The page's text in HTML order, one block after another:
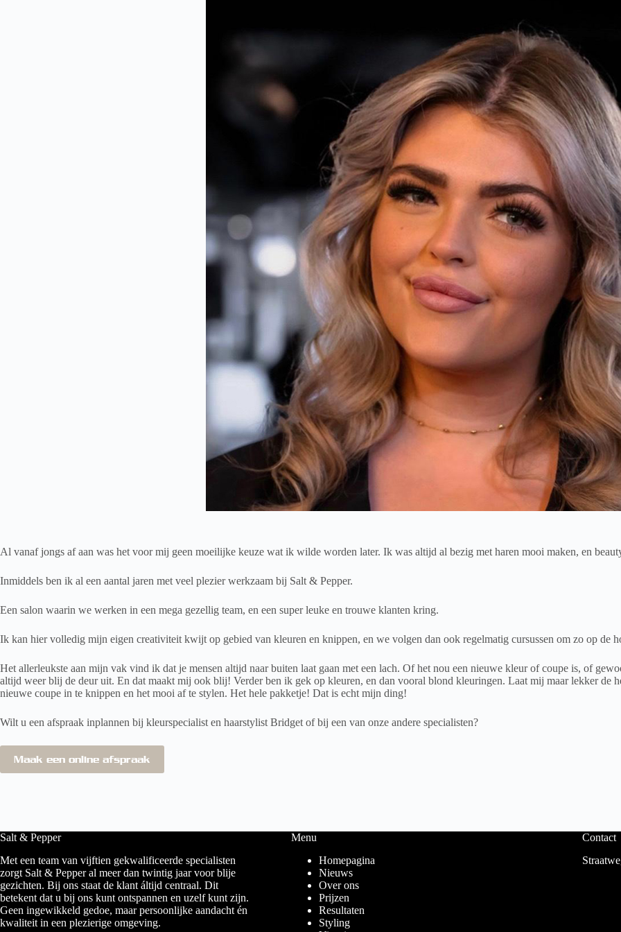
Al vanaf jongs af aan was het voor mij geen moeilijke keuze wat ik wilde worden later. Ik was altijd al bezig met haren mooi maken, en
Inmiddels ben ik al een aantal jaren met veel plezier werkzaam bij Salt & Pepper.
Een salon waarin we werken in een mega gezellig team, en een super leuke en trouwe klanten kring.
Ik kan hier volledig mijn eigen creativiteit kwijt op gebied van kleuren en knippen, en we volgen dan ook regelmatig cursussen om zo op de
Het allerleukste aan mijn vak vind ik dat je mensen altijd naar buiten laat gaan met een lach. Of het nou een nieuwe kleur of coupe is, of
altijd weer blij de deur uit. En dat maakt mij ook blij! Verder ben ik gek op kleuren, en dan vooral blond kleuringen. Laat mij maar lekker de
nieuwe coupe in te knippen en het mooi af te stylen. Het hele pakketje! Dat is echt mijn ding!
Wilt u een afspraak inplannen bij kleurspecialist en haarstylist Bridget of bij een van onze andere specialisten?
Maak een online afspraak
Salt & Pepper
Met een team van vijftien gekwalificeerde specialisten
zorgt Salt & Pepper al meer dan twintig jaar voor blije
gezichten. Bij ons staat de klant áltijd centraal. Dit
betekent dat u bij ons kunt ontspannen en uzelf kunt zijn.
Geen ingewikkeld gedoe, maar persoonlijke aandacht én
kwaliteit in een plezierige omgeving.
Menu
Homepagina
Nieuws
Over ons
Prijzen
Resultaten
Styling
Contact